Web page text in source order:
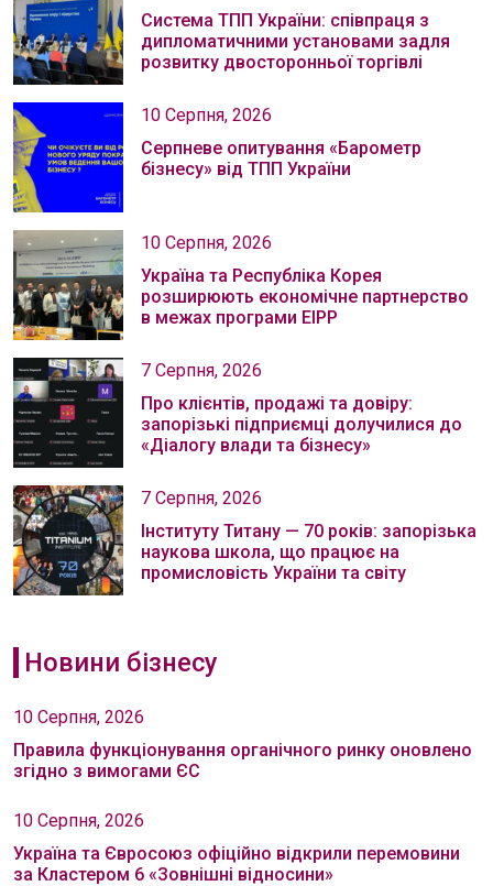
Система ТПП України: співпраця з
дипломатичними установами задля
розвитку двосторонньої торгівлі
10 Серпня, 2026
Серпневе опитування «Барометр
бізнесу» від ТПП України
10 Серпня, 2026
Україна та Республіка Корея
розширюють економічне партнерство
в межах програми EIPP
7 Серпня, 2026
Про клієнтів, продажі та довіру:
запорізькі підприємці долучилися до
«Діалогу влади та бізнесу»
7 Серпня, 2026
Інституту Титану — 70 років: запорізька
наукова школа, що працює на
промисловість України та світу
Новини бізнесу
10 Серпня, 2026
Правила функціонування органічного ринку оновлено
згідно з вимогами ЄС
10 Серпня, 2026
Україна та Євросоюз офіційно відкрили перемовини
за Кластером 6 «Зовнішні відносини»